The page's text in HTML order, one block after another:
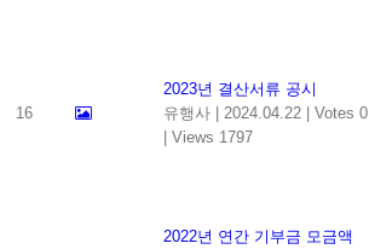
16
2023년 결산서류 공시
유행사 | 2024.04.22 | Votes 0
| Views 1797
2022년 연간 기부금 모금액